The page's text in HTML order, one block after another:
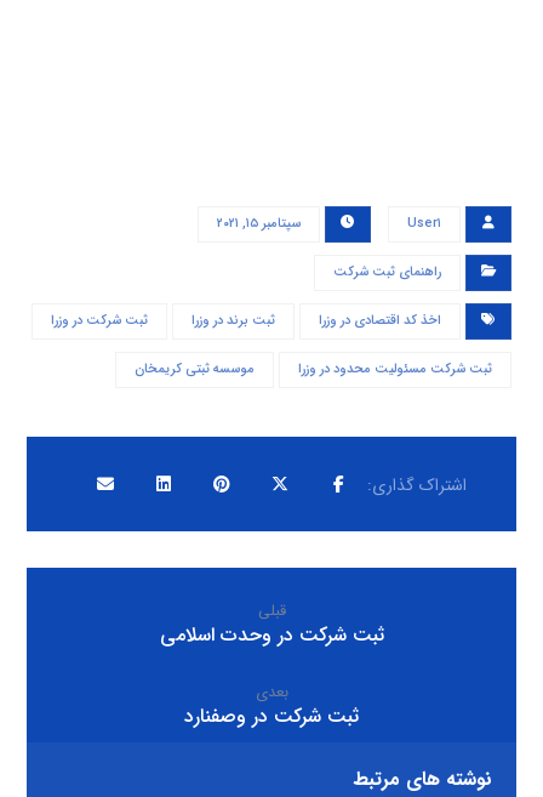
User۱ سپتامبر ۱۵, ۲۰۲۱
راهنمای ثبت شرکت
اخذ کد اقتصادی در وزرا ثبت برند در وزرا ثبت شرکت در وزرا
ثبت شرکت مسئولیت محدود در وزرا موسسه ثبتی کریمخان
قبلی
ثبت شرکت در وحدت اسلامی
بعدی
ثبت شرکت در وصفنارد
نوشته های مرتبط